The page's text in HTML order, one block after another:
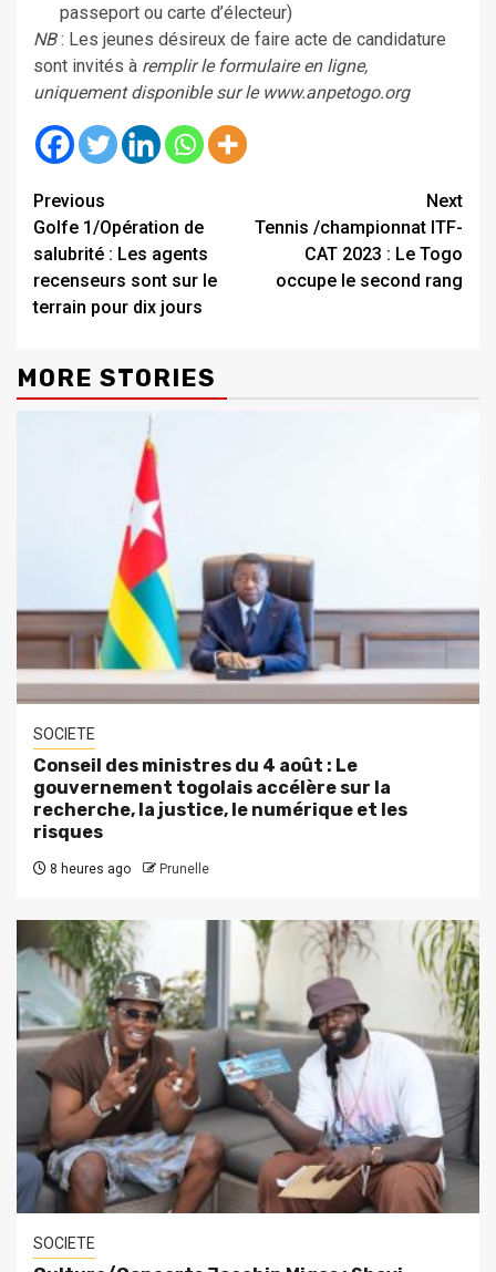
passeport ou carte d’électeur)
NB: Les jeunes désireux de faire acte de candidature
sont invités à remplir le formulaire en ligne,
uniquement disponible sur le www.anpetogo.org
Continue
Reading
Previous
Golfe 1/Opération de
salubrité : Les agents
recenseurs sont sur le
terrain pour dix jours
Next
Tennis /championnat ITF-
CAT 2023 : Le Togo
occupe le second rang
MORE STORIES
SOCIETE
Conseil des ministres du 4 août : Le
gouvernement togolais accélère sur la
recherche, la justice, le numérique et les
risques
8 heures ago Prunelle
SOCIETE